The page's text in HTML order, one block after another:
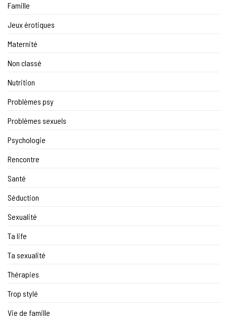
Famille
Jeux érotiques
Maternité
Non classé
Nutrition
Problèmes psy
Problèmes sexuels
Psychologie
Rencontre
Santé
Séduction
Sexualité
Ta life
Ta sexualité
Thérapies
Trop stylé
Vie de famille